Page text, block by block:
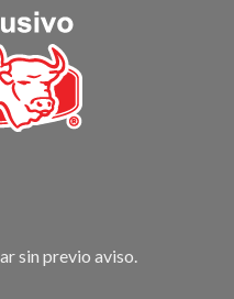
sin previo aviso.